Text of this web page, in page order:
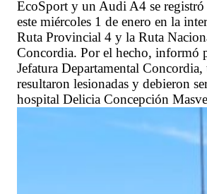
EcoSport y un Audi A4 se registró
este miércoles 1 de enero en la
Ruta Provincial 4 y la Ruta
Concordia. Por el hecho, informó
Jefatura Departamental Concordia,
resultaron lesionadas y debieron
hospital Delicia Concepción